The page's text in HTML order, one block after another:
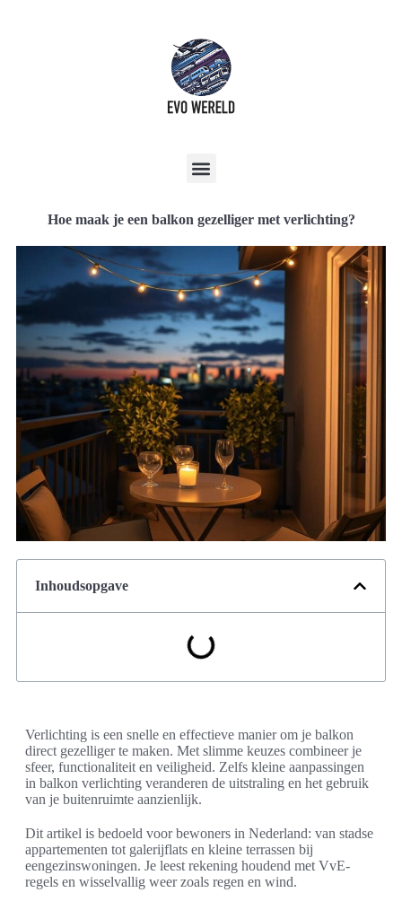
Hoe maak je een balkon gezelliger met verlichting?
Inhoudsopgave
Verlichting is een snelle en effectieve manier om je balkon
direct gezelliger te maken. Met slimme keuzes combineer je
sfeer, functionaliteit en veiligheid. Zelfs kleine aanpassingen
in balkon verlichting veranderen de uitstraling en het gebruik
van je buitenruimte aanzienlijk.
Dit artikel is bedoeld voor bewoners in Nederland: van stadse
appartementen tot galerijflats en kleine terrassen bij
eengezinswoningen. Je leest rekening houdend met VvE-
regels en wisselvallig weer zoals regen en wind.